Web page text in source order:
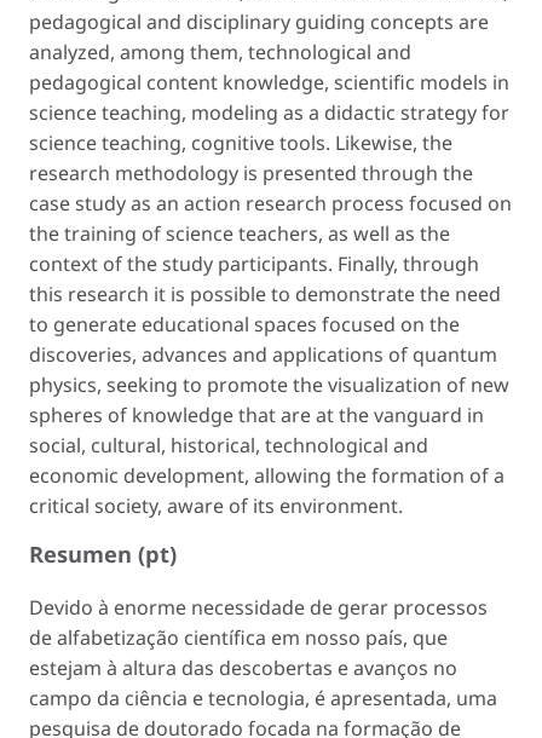
pedagogical and disciplinary guiding concepts are
analyzed, among them, technological and
pedagogical content knowledge, scientific models in
science teaching, modeling as a didactic strategy for
science teaching, cognitive tools. Likewise, the
research methodology is presented through the
case study as an action research process focused on
the training of science teachers, as well as the
context of the study participants. Finally, through
this research it is possible to demonstrate the need
to generate educational spaces focused on the
discoveries, advances and applications of quantum
physics, seeking to promote the visualization of new
spheres of knowledge that are at the vanguard in
social, cultural, historical, technological and
economic development, allowing the formation of a
critical society, aware of its environment.
Resumen (pt)
Devido à enorme necessidade de gerar processos
de alfabetização científica em nosso país, que
estejam à altura das descobertas e avanços no
campo da ciência e tecnologia, é apresentada, uma
pesquisa de doutorado focada na formação de